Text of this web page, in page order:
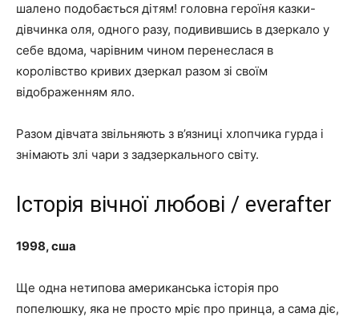
шалено подобається дітям! головна героїня казки-
дівчинка оля, одного разу, подивившись в дзеркало у
себе вдома, чарівним чином перенеслася в
королівство кривих дзеркал разом зі своїм
відображенням яло.
Разом дівчата звільняють з в’язниці хлопчика гурда і
знімають злі чари з задзеркального світу.
Історія вічної любові / everafter
1998, сша
Ще одна нетипова американська історія про
попелюшку, яка не просто мріє про принца, а сама діє,